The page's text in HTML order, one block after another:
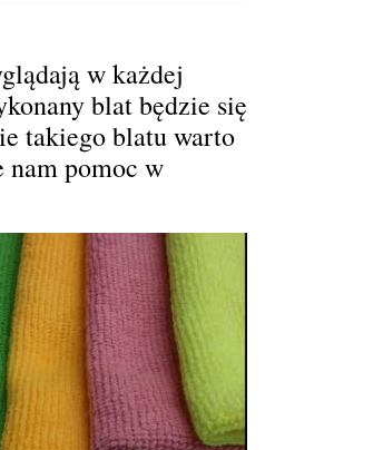
w każdej
blat będzie się
takiego blatu warto
nam pomoc w